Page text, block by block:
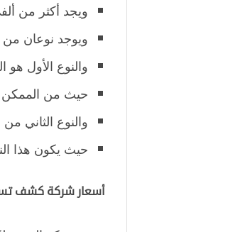
ويجد أكثر من
ويوجد نوعان من
والنوع الأول هو
حيث من الممكن
والنوع الثاني
حيث يكون هذا
أسعار شركة كشف